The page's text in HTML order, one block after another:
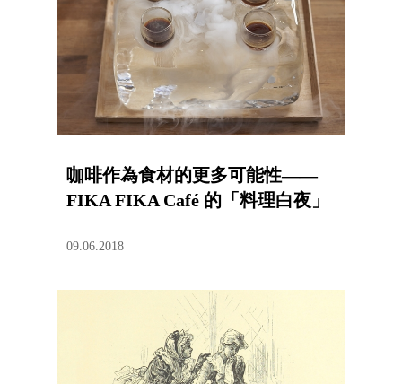
咖啡作為食材的更多可能性——
FIKA FIKA Café 的「料理白夜」
09.06.2018